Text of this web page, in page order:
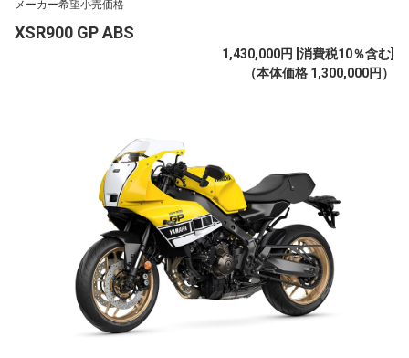
メーカー希望小売価格
XSR900 GP ABS
1,430,000円 [消費税10％含む]
（本体価格 1,300,000円）